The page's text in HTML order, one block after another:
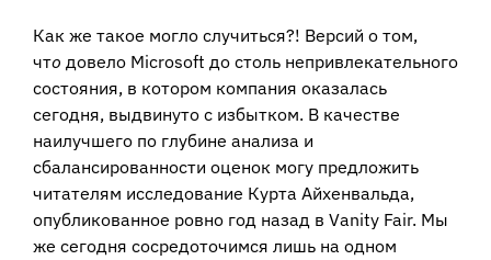
Как же такое могло случиться?! Версий о том,
что довело Microsoft до столь непривлекательного
состояния, в котором компания оказалась
сегодня, выдвинуто с избытком. В качестве
наилучшего по глубине анализа и
сбалансированности оценок могу предложить
читателям исследование Курта Айхенвальда,
опубликованное ровно год назад в Vanity Fair. Мы
же сегодня сосредоточимся лишь на одном